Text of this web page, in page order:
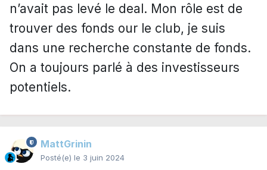
n’avait pas levé le deal. Mon rôle est de
trouver des fonds our le club, je suis
dans une recherche constante de fonds.
On a toujours parlé à des investisseurs
potentiels.
MattGrinin
Posté(e) le 3 juin 2024